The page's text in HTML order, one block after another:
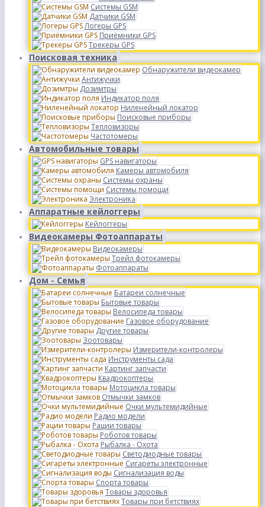
Системы GSM
Датчики GSM
Логеры GPS
Приёмники GPS
Трекеры GPS
Поисковая техника
Обнаружители видеокамер
Антижучки
Дозимтры
Индикатор поля
Ниленейный локатор
Поисковые приборы
Тепловизоры
Частотомеры
Автомобильные товары
GPS навигаторы
Камеры автомобиля
Системы охраны
Системы помощи
Электроника
Аппаратные кейлоггеры
Кейлоггеры
Видеокамеры Фотоаппараты
Видеокамеры
Трейл фотокамеры
Фотоаппараты
Дом - Семья
Батареи солнечные
Бытовые товары
Велосипеда товары
Газовое оборудование
Другие товары
Зоотовары
Измерители-контролеры
Инструменты сада
Картинг запчасти
Квадрокоптеры
Мотоцикла товары
Отмычки замков
Очки мультемидийные
Радио модели
Рации товары
Роботов товары
Рыбалка - Охота
Светодиодные товары
Сигареты электронные
Сигнализация воды
Спорта товары
Товары здоровья
Товары при бетствиях